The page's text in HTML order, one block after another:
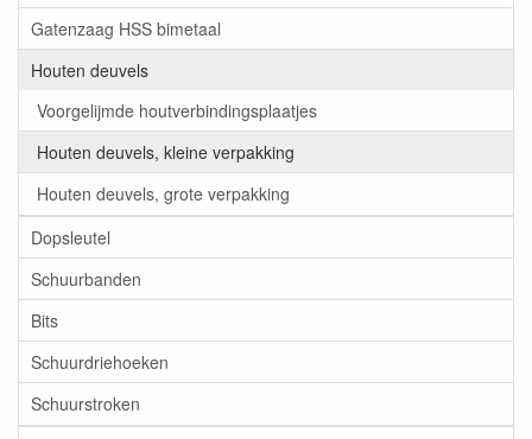
Gatenzaag HSS bimetaal
Houten deuvels
Voorgelijmde houtverbindingsplaatjes
Houten deuvels, kleine verpakking
Houten deuvels, grote verpakking
Dopsleutel
Schuurbanden
Bits
Schuurdriehoeken
Schuurstroken